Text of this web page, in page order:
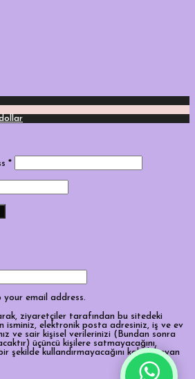
*
email address.
ziyaretçiler tarafından bu sitedeki
isminiz, elektronik posta adresiniz, iş ve ev
ve sair kişisel verilerinizi (Bundan sonra
üçüncü kişilere satmayacağını,
şekilde kullandırmayacağını kabul, beyan